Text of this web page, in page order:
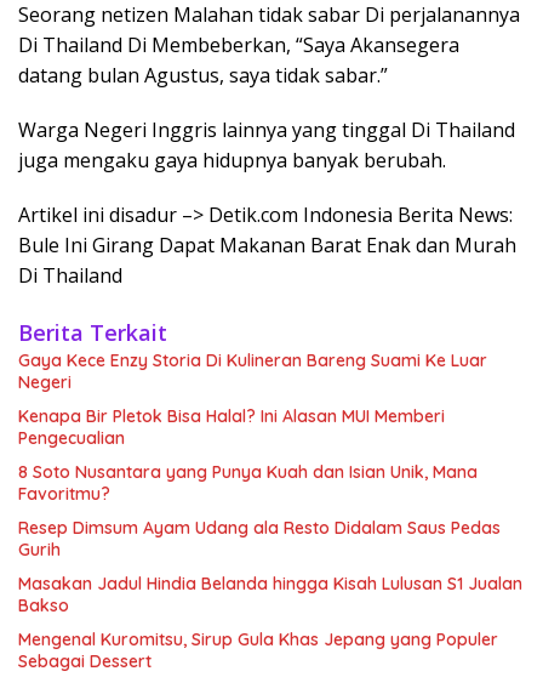
Seorang netizen Malahan tidak sabar Di perjalanannya
Di Thailand Di Membeberkan, “Saya Akansegera
datang bulan Agustus, saya tidak sabar.”
Warga Negeri Inggris lainnya yang tinggal Di Thailand
juga mengaku gaya hidupnya banyak berubah.
Artikel ini disadur –> Detik.com Indonesia Berita News:
Bule Ini Girang Dapat Makanan Barat Enak dan Murah
Di Thailand
Berita Terkait
Gaya Kece Enzy Storia Di Kulineran Bareng Suami Ke Luar
Negeri
Kenapa Bir Pletok Bisa Halal? Ini Alasan MUI Memberi
Pengecualian
8 Soto Nusantara yang Punya Kuah dan Isian Unik, Mana
Favoritmu?
Resep Dimsum Ayam Udang ala Resto Didalam Saus Pedas
Gurih
Masakan Jadul Hindia Belanda hingga Kisah Lulusan S1 Jualan
Bakso
Mengenal Kuromitsu, Sirup Gula Khas Jepang yang Populer
Sebagai Dessert